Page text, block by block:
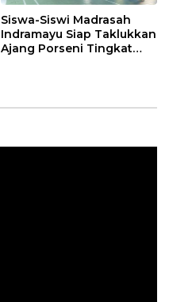
Siswa-Siswi Madrasah
Indramayu Siap Taklukkan
Ajang Porseni Tingkat